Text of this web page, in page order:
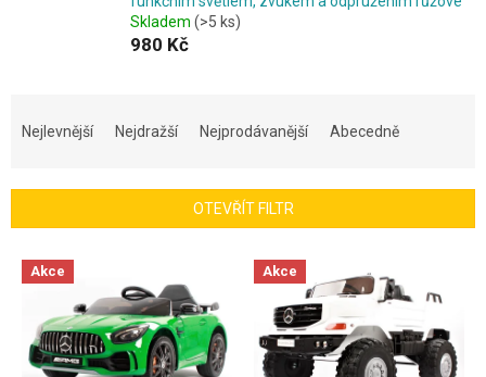
Skladem (>5 ks)
980 Kč
í
Nejlevnější Nejdražší Nejprodávanější Abecedně
OTEVŘÍT FILTR
V Akce Akce